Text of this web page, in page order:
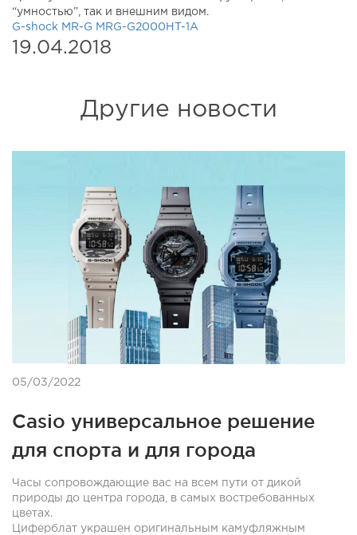
“умностью”, так и внешним видом.
G-shock MR-G MRG-G2000HT-1A
19.04.2018
Другие новости
05/03/2022
Casio универсальное решение
для спорта и для города
Часы сопровождающие вас на всем пути от дикой
природы до центра города, в самых востребованных
цветах.
Циферблат украшен оригинальным камуфляжным